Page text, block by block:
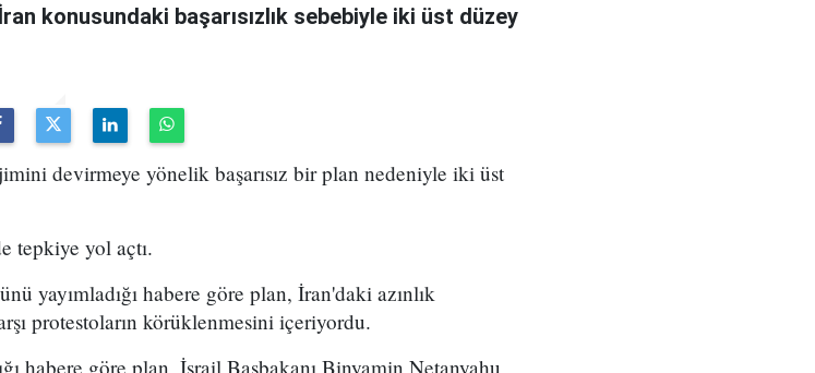
konusundaki başarısızlık sebebiyle iki üst düzey
devirmeye yönelik başarısız bir plan nedeniyle iki üst
tepkiye yol açtı.
yayımladığı habere göre plan, İran'daki azınlık
protestoların körüklenmesini içeriyordu.
habere göre plan, İsrail Başbakanı Binyamin Netanyahu